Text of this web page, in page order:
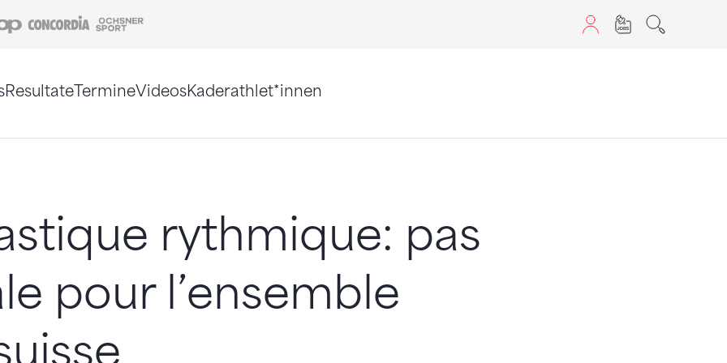
Coop Concordia
ResultateTermineVideosKaderathlet*innen
rythmique: pas
pour l’ensemble